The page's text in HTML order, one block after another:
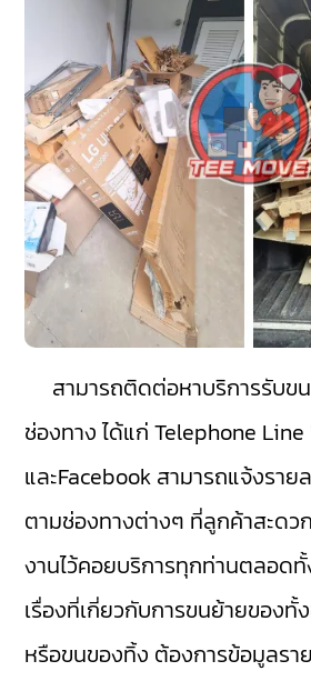
สามารถติดต่อหาบริการรับข
ช่องทาง ได้แก่ Telephone
และFacebook สามารถแจ้งราย
ตามช่องทางต่างๆ ที่ลูกค้าสะดว
งานไว้คอยบริการทุกท่านตลอด
เรื่องที่เกี่ยวกับการขนย้ายของ
หรือขนของทิ้ง ต้องการข้อมูลรา